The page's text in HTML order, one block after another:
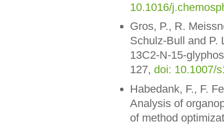
10.1016/
Gros, P., R.
Schulz-Bull and P.
13C2-N-15-
127, doi: 10.1007/
Habedank, F., F.
Analysis of
of method